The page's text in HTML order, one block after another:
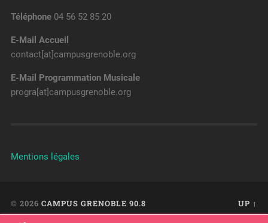
Téléphone04 56 52 85 20
E-Mail Accueil
contact[at]campusgrenoble.org
E-Mail Programmation Musicale
progra[at]campusgrenoble.org
Mentions légales
© 2026 CAMPUS GRENOBLE 90.8 UP ↑